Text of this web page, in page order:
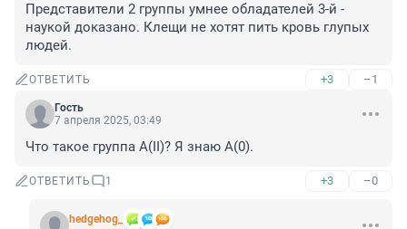
Представители 2 группы умнее обладателей 3-й -
наукой доказано. Клещи не хотят пить кровь глупых
людей.
ОТВЕТИТЬ +3 –1
Гость
7 апреля 2025, 03:49
Что такое группа А(II)? Я знаю А(0).
ОТВЕТИТЬ 1 +3 –0
hedgehog_